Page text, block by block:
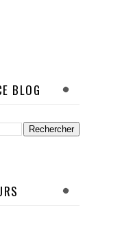
BLOG